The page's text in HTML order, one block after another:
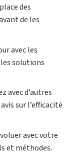
des
de les
avec les
solutions
avec d’autres
sur l’efficacité
avec votre
et méthodes.